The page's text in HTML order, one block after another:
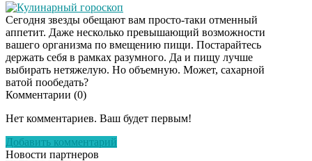
Кулинарный гороскоп
Сегодня звезды обещают вам просто-таки отменный
аппетит. Даже несколько превышающий возможности
вашего организма по вмещению пищи. Постарайтесь
держать себя в рамках разумного. Да и пищу лучше
выбирать нетяжелую. Но объемную. Может, сахарной
ватой пообедать?
Комментарии (0)
Нет комментариев. Ваш будет первым!
Добавить комментарий
Новости партнеров
Скрытая камера на
люди вытворяют, когда